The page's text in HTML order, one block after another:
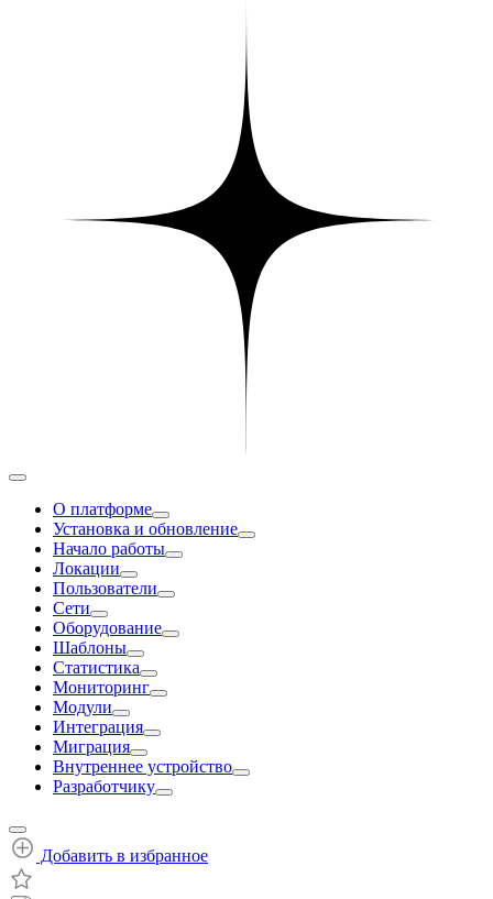
О платформе
Установка и обновление
Начало работы
Локации
Пользователи
Сети
Оборудование
Шаблоны
Статистика
Мониторинг
Модули
Интеграция
Миграция
Внутреннее устройство
Разработчику
Добавить в избранное